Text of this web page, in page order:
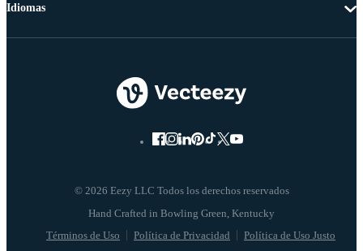
© 2026 Eezy LLC Todos los derechos reservados
Términos de Uso Política de Privacidad Política de Uso Justo
Idiomas